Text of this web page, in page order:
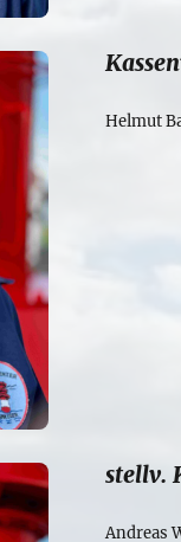
Helmut
stellv.
Andreas